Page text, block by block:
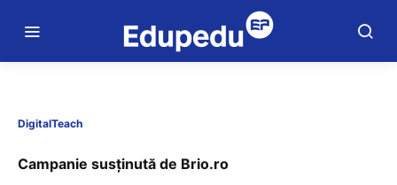
DigitalTeach
Campanie susținută de Brio.ro